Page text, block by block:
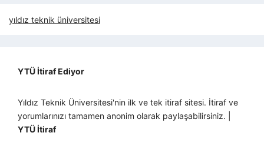
yıldız teknik üniversitesi
YTÜ İtiraf Ediyor
Yıldız Teknik Üniversitesi'nin ilk ve tek itiraf sitesi. İtiraf ve
yorumlarınızı tamamen anonim olarak paylaşabilirsiniz. |
YTÜ İtiraf